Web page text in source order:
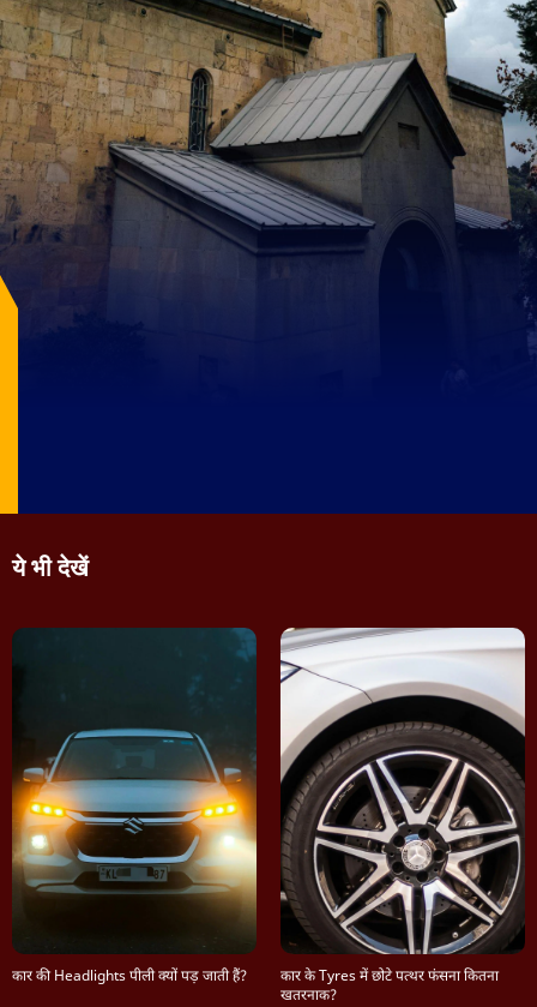
ये भी देखें
कार की Headlights पीली क्यों पड़ जाती हैं?
कार के Tyres में छोटे पत्थर फंसना कितना
खतरनाक?